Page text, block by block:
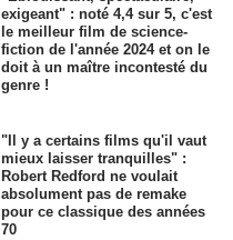
exigeant" : noté 4,4 sur 5, c'est
le meilleur film de science-
fiction de l'année 2024 et on le
doit à un maître incontesté du
genre !
"Il y a certains films qu'il vaut
mieux laisser tranquilles" :
Robert Redford ne voulait
absolument pas de remake
pour ce classique des années
70